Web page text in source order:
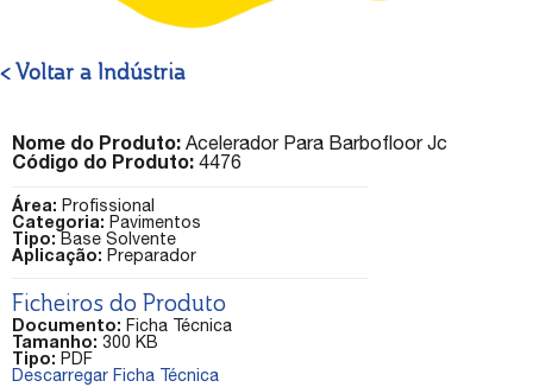
< Voltar a Indústria
Nome do Produto: Acelerador Para Barbofloor Jc
Código do Produto: 4476
Área: Profissional
Categoria: Pavimentos
Tipo: Base Solvente
Aplicação: Preparador
Ficheiros do Produto
Documento: Ficha Técnica
Tamanho: 300 KB
Tipo: PDF
Descarregar Ficha Técnica